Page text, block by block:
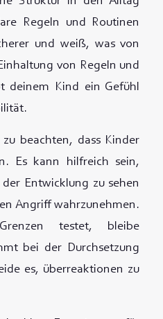
Regeln und Routinen
und weiß, was von
von Regeln und
deinem Kind ein Gefühl
beachten, dass Kinder
Es kann hilfreich sein,
Entwicklung zu sehen
Angriff wahrzunehmen.
testet, bleibe
bei der Durchsetzung
es, überreaktionen zu